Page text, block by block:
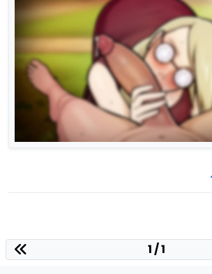
1 / 1